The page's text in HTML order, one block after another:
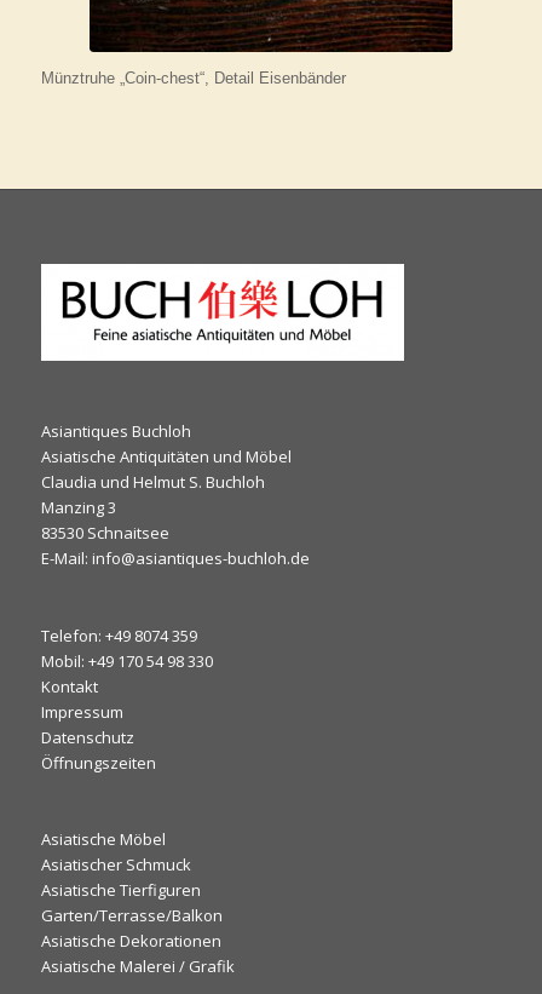
Münztruhe „Coin-chest“, Detail Eisenbänder
Asiantiques Buchloh
Asiatische Antiquitäten und Möbel
Claudia und Helmut S. Buchloh
Manzing 3
83530 Schnaitsee
E-Mail: info@asiantiques-buchloh.de
Telefon: +49 8074 359
Mobil: +49 170 54 98 330
Kontakt
Impressum
Datenschutz
Öffnungszeiten
Asiatische Möbel
Asiatischer Schmuck
Asiatische Tierfiguren
Garten/Terrasse/Balkon
Asiatische Dekorationen
Asiatische Malerei / Grafik